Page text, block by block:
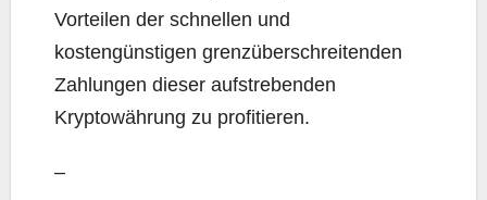
Vorteilen der schnellen und
kostengünstigen grenzüberschreitenden
Zahlungen dieser aufstrebenden
Kryptowährung zu profitieren.
–